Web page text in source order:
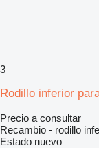
3
Rodillo inferior
Precio a consultar
Recambio - rodillo
Estado nuevo